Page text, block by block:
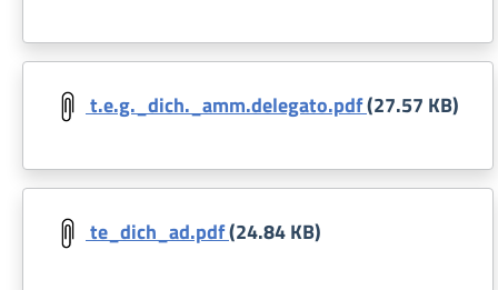
Document
t.e.g._dich._amm.delegato.pdf(27.57 KB)
Document
te_dich_ad.pdf(24.84 KB)